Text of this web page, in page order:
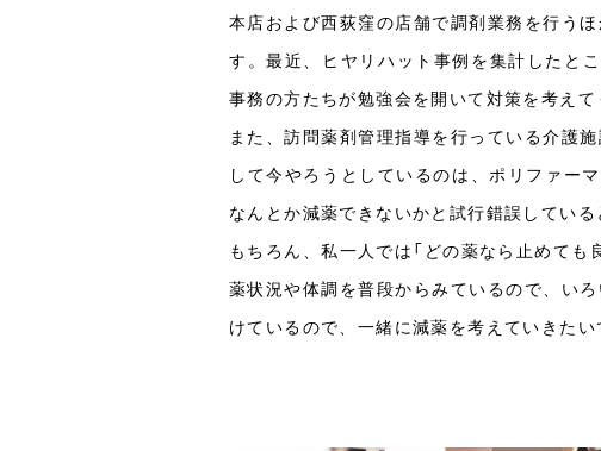
本店および西荻窪の店舗で調剤業務を行う
す。最近、ヒヤリハット事例を集計したと
事務の方たちが勉強会を開いて対策を考えて
また、訪問薬剤管理指導を行っている介護
して今やろうとしているのは、ポリファー
なんとか減薬できないかと試行錯誤している
もちろん、私一人では「どの薬なら止めて
薬状況や体調を普段からみているので、い
けているので、一緒に減薬を考えていきたい